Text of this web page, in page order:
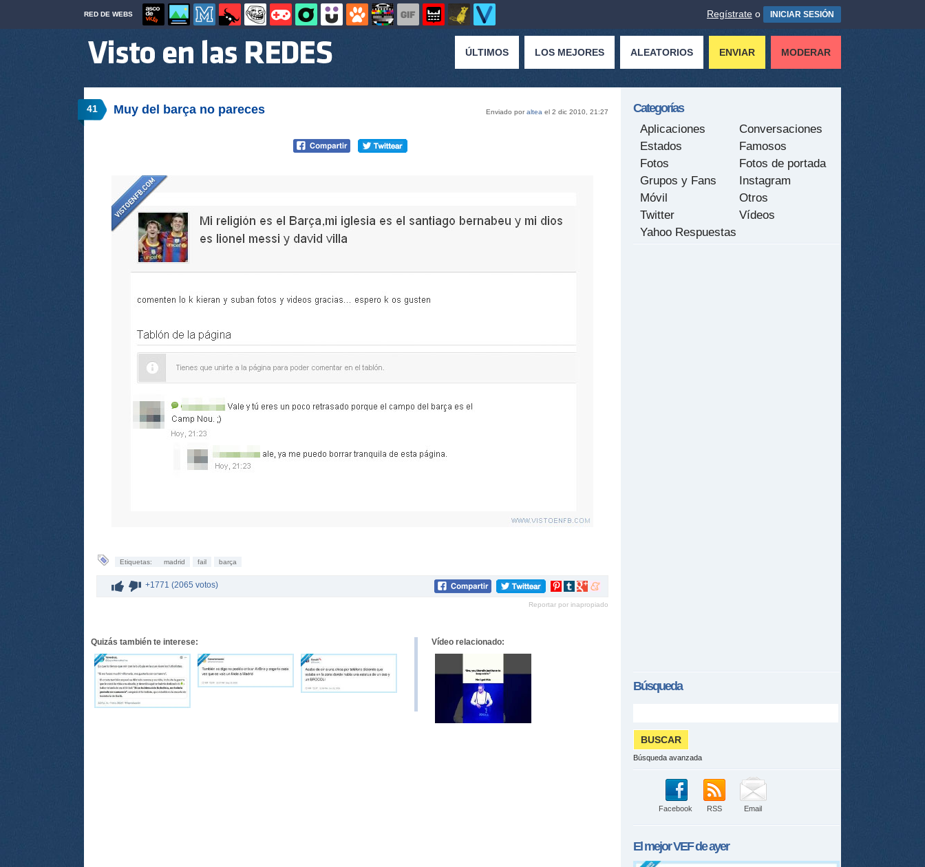
RED DE WEBS Regístrate o INICIAR SESIÓN
ÚLTIMOS LOS MEJORES ALEATORIOS ENVIAR MODERAR
41 Enviado poraltea el 2 dic 2010, 21:27
Muy del barça no pareces
Etiquetas: madrid fail barça
+1771 (2065 votos)
Compartir
Pinterest
Compartir
tumblr
Compartir
Google+
Compartir
meneame
Reportar por inapropiado
Quizás también te interese: Vídeo relacionado:
Categorías
Aplicaciones
Conversaciones
Estados
Famosos
Fotos
Fotos de portada
Grupos y Fans
Instagram
Móvil
Otros
Twitter
Vídeos
Yahoo Respuestas
Búsqueda
Búsqueda avanzada
Facebook RSS Email
El mejorVEFde ayer